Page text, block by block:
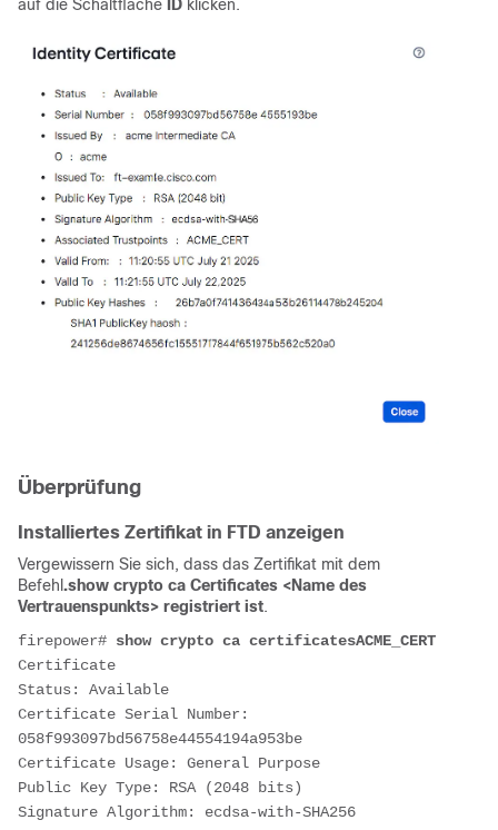
auf die Schaltfläche ID klicken.
Überprüfung
Installiertes Zertifikat in FTD anzeigen
Vergewissern Sie sich, dass das Zertifikat mit dem
Befehl .show crypto ca Certificates <Name des
Vertrauenspunkts> registriert ist.
firepower# show crypto ca certificatesACME_CERT
Certificate
Status: Available
Certificate Serial Number:
058f993097bd56758e44554194a953be
Certificate Usage: General Purpose
Public Key Type: RSA (2048 bits)
Signature Algorithm: ecdsa-with-SHA256